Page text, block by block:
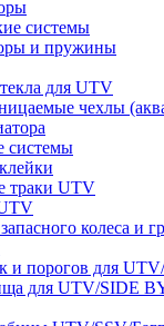
системы
и пружины
для UTV
чехлы
системы
траки UTV
колеса и
и порогов для
для UTV/SIDE